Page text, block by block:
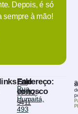
Depois, é só
sempre à mão!
Endereço:
Rua
Humaitá,
493
Fale
conosco
(51)
99882-
9411